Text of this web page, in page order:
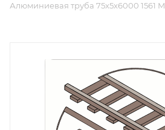
Алюминиевая труба 75x5x6000 1561 М